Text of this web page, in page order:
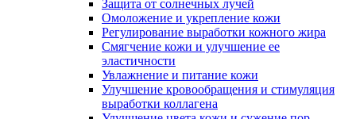
Защита от солнечных лучей
Омоложение и укрепление кожи
Регулирование выработки кожного жира
Смягчение кожи и улучшение ее
эластичности
Увлажнение и питание кожи
Улучшение кровообращения и стимуляция
выработки коллагена